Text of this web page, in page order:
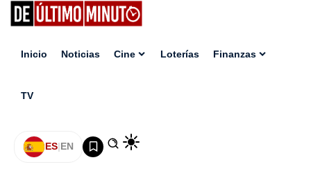
Inicio Noticias Cine Loterías Finanzas
TV
ES|EN